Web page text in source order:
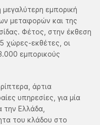
μεγαλύτερη εμπορική
μεταφορών και της
Φέτος, στην έκθεση
χώρες-εκθέτες, οι
εμπορικούς
άρτια
υπηρεσίες, για μία
Ελλάδα,
του κλάδου στο